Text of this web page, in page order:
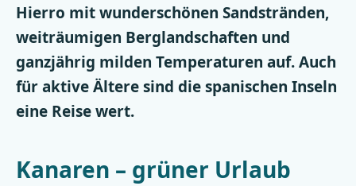
Hierro mit wunderschönen Sandstränden,
weiträumigen Berglandschaften und
ganzjährig milden Temperaturen auf. Auch
für aktive Ältere sind die spanischen Inseln
eine Reise wert.
Kanaren – grüner Urlaub